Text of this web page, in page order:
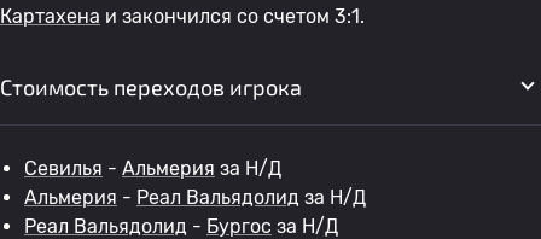
Картахена и закончился со счетом 3:1.
Стоимость переходов игрока
Севилья - Альмерия за Н/Д
Альмерия - Реал Вальядолид за Н/Д
Реал Вальядолид - Бургос за Н/Д